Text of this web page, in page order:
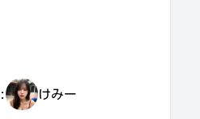
けみー